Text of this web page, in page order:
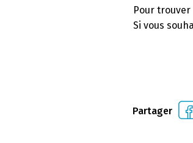
Pour
Si vous
Partager